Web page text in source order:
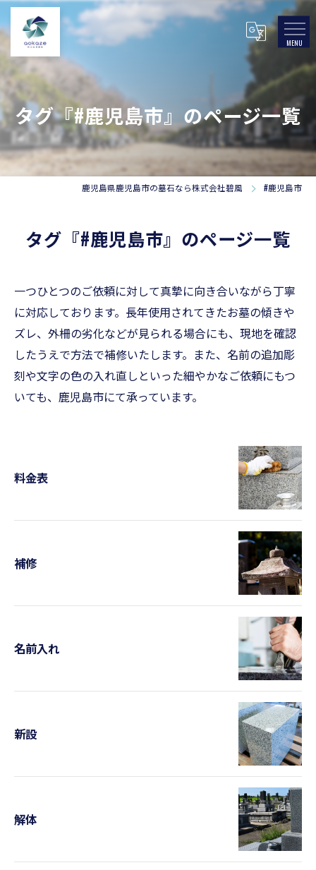
タグ『#鹿児島市』のページ一覧
鹿児島県鹿児島市の墓石なら株式会社碧風 #鹿児島市
タグ『#鹿児島市』のページ一覧
一つひとつのご依頼に対して真摯に向き合いながら丁寧
に対応しております。長年使用されてきたお墓の傾きや
ズレ、外柵の劣化などが見られる場合にも、現地を確認
したうえで方法で補修いたします。また、名前の追加彫
刻や文字の色の入れ直しといった細やかなご依頼にもつ
いても、鹿児島市にて承っています。
料金表
補修
名前入れ
新設
解体